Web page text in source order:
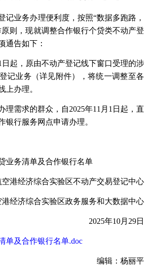
业务办理便利度，按照“数据多跑路，
则，现就调整合作银行个贷类不动产登
通告如下：
起，原由不动产登记线下窗口受理的涉
记业务（详见附件），将统一调整至各
上办理。
需求的群众，自2025年11月1日起，直
银行服务网点申请办理。
务清单及合作银行名单
经济综合实验区不动产交易登记中心
济综合实验区政务服务和大数据中心
2025年10月29日
单及合作银行名单.doc
编辑：杨丽平